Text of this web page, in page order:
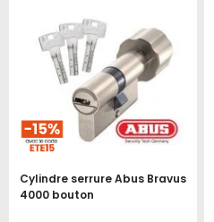
Cylindre serrure Abus Bravus
4000 bouton